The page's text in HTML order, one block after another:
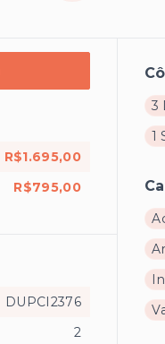
3
1
R$1.695,00
R$795,00
DUPCI2376
2